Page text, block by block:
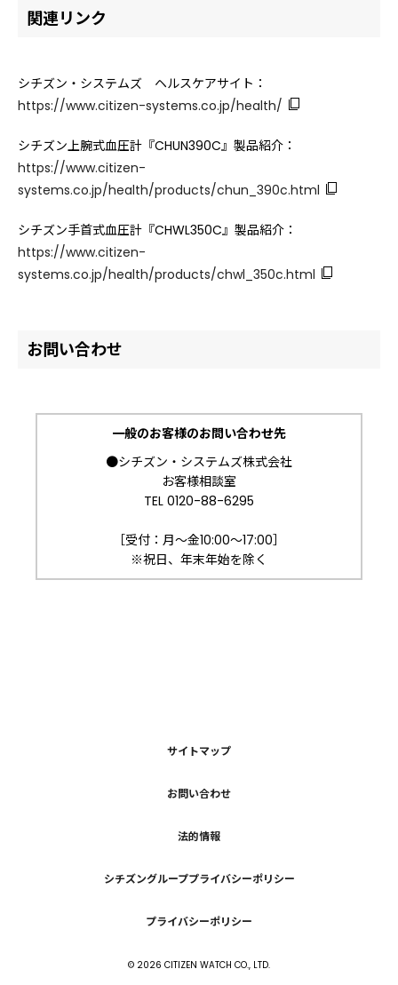
関連リンク
シチズン・システムズ ヘルスケアサイト：
https://www.citizen-systems.co.jp/health/
シチズン上腕式血圧計『CHUN390C』製品紹介：
https://www.citizen-
systems.co.jp/health/products/chun_390c.html
シチズン手首式血圧計『CHWL350C』製品紹介：
https://www.citizen-
systems.co.jp/health/products/chwl_350c.html
お問い合わせ
一般のお客様のお問い合わせ先
●シチズン・システムズ株式会社
お客様相談室
TEL 0120-88-6295
［受付：月～金10:00～17:00］
※祝日、年末年始を除く
サイトマップ
お問い合わせ
法的情報
シチズングループプライバシーポリシー
プライバシーポリシー
© 2026 CITIZEN WATCH CO., LTD.